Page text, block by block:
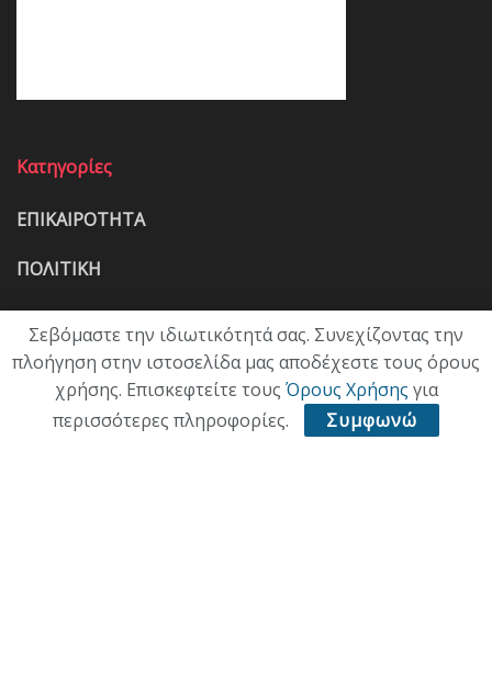
Κατηγορίες
ΕΠΙΚΑΙΡΟΤΗΤΑ
ΠΟΛΙΤΙΚΗ
ΟΙΚΟΝΟΜΙΑ
ΠΟΛΙΤΙΣΜΟΣ
ΥΓΕΙΑ
Σεβόμαστε την ιδιωτικότητά σας. Συνεχίζοντας την
πλοήγηση στην ιστοσελίδα μας αποδέχεστε τους όρους
χρήσης. Επισκεφτείτε τους Όρους Χρήσης για
περισσότερες πληροφορίες.
Συμφωνώ